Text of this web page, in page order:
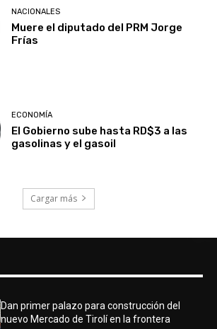
NACIONALES
Muere el diputado del PRM Jorge
Frías
ECONOMÍA
El Gobierno sube hasta RD$3 a las
gasolinas y el gasoil
Cargar más
Dan primer palazo para construcción del
nuevo Mercado de Tirolí en la frontera